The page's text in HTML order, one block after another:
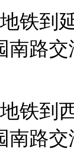
铁到
南路
铁到
南路交